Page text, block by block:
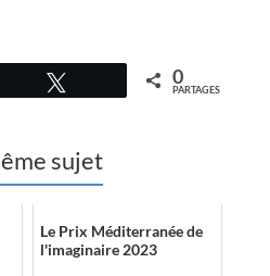
0
PARTAGES
sujet
Le Prix Méditerranée de
l'imaginaire 2023